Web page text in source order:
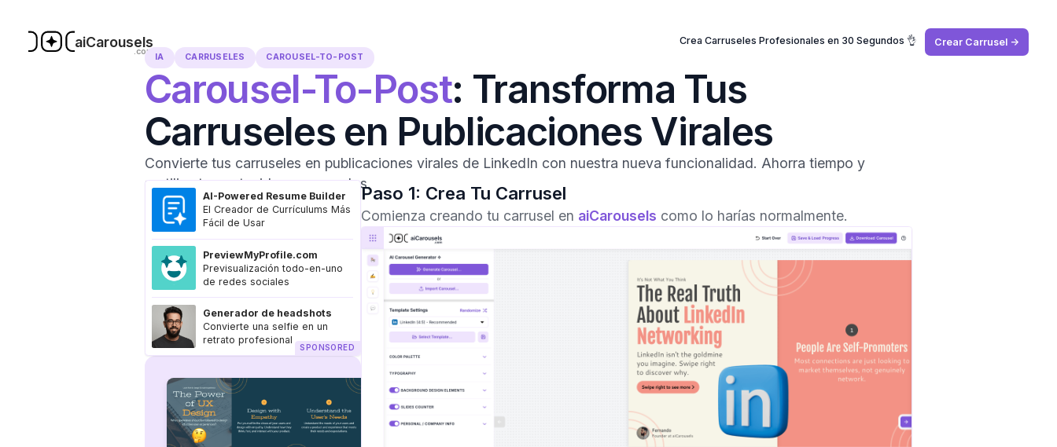
aiCarousels
.com
Crea Carruseles Profesionales en 30 Segundos 👌 Crear Carrusel ->
IA CARRUSELES CAROUSEL-TO-POST
Carousel-To-Post: Transforma Tus
Carruseles en Publicaciones Virales
Convierte tus carruseles en publicaciones virales de LinkedIn con nuestra nueva funcionalidad. Ahorra tiempo y
reutiliza tu contenido en segundos.
AI-Powered Resume Builder
El Creador de Currículums Más
Fácil de Usar
PreviewMyProfile.com
Previsualización todo-en-uno
de redes sociales
Generador de headshots
Convierte una selfie en un
retrato profesional
Paso 1: Crea Tu Carrusel
Comienza creando tu carrusel en aiCarousels como lo harías normalmente.